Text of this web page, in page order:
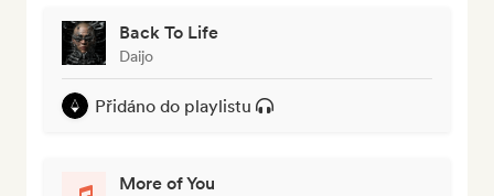
Back To Life
Daijo
Přidáno do playlistu
More of You